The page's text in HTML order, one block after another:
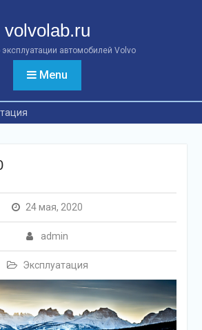
volvolab.ru
автомобилей Volvo
Menu
24 мая, 2020
admin
Эксплуатация